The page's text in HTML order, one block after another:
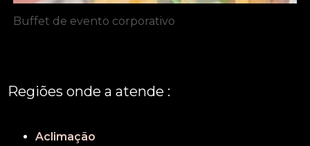
Buffet de evento corporativo
Regiões onde a atende :
Aclimação